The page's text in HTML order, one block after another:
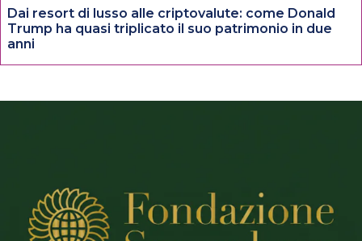
Dai resort di lusso alle criptovalute: come Donald
Trump ha quasi triplicato il suo patrimonio in due
anni